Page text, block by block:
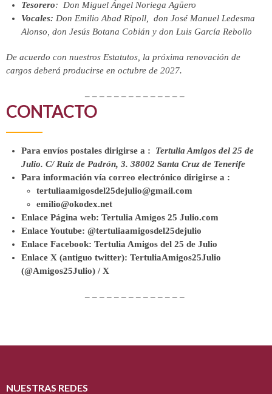
Tesorero: Don Miguel Ángel Noriega Agüero
Vocales: Don Emilio Abad Ripoll, don José Manuel Ledesma
Alonso, don Jesús Botana Cobián y don Luis García Rebollo
De acuerdo con nuestros Estatutos, la próxima renovación de
cargos deberá producirse en octubre de 2027.
– – – – – – – – – – – – – –
CONTACTO
Para envíos postales dirigirse a : Tertulia Amigos del 25 de
Julio. C/ Ruiz de Padrón, 3. 38002 Santa Cruz de Tenerife
Para información vía correo electrónico dirigirse a :
tertuliaamigosdel25dejulio@gmail.com
emilio@okodex.net
Enlace Página web: Tertulia Amigos 25 Julio.com
Enlace Youtube: @tertuliaamigosdel25dejulio
Enlace Facebook: Tertulia Amigos del 25 de Julio
Enlace X (antiguo twitter): TertuliaAmigos25Julio
(@Amigos25Julio) /X
– – – – – – – – – – – – – –
NUESTRAS REDES